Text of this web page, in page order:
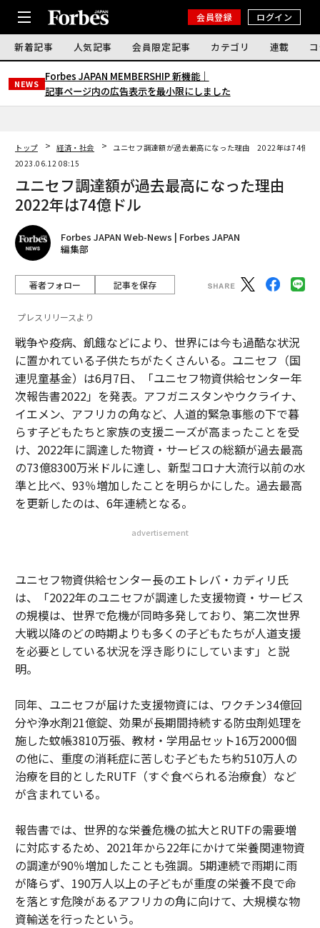
会員登録 ログイン
新着記事 人気記事 会員限定記事 カテゴリ 連載
NEWS
Forbes JAPAN MEMBERSHIP 新機能｜
記事ページ内の広告表示を最小限にしました
トップ 経済・社会
ユニセフ調達額が過去最高になった理由 2022年は74億ド
2023.06.12 08:15
ユニセフ調達額が過去最高になった理由
2022年は74億ドル
Forbes JAPAN Web-News | Forbes JAPAN
編集部
著者フォロー 記事を保存
プレスリリースより
戦争や疫病、飢餓などにより、世界には今も過酷な状況
に置かれている子供たちがたくさんいる。ユニセフ（国
連児童基金）は6月7日、「ユニセフ物資供給センター年
次報告書2022」を発表。アフガニスタンやウクライナ、
イエメン、アフリカの角など、人道的緊急事態の下で暮
らす子どもたちと家族の支援ニーズが高まったことを受
け、2022年に調達した物資・サービスの総額が過去最高
の73億8300万米ドルに達し、新型コロナ大流行以前の水
準と比べ、93％増加したことを明らかにした。過去最高
を更新したのは、6年連続となる。
advertisement
ユニセフ物資供給センター長のエトレバ・カディリ氏
は、「2022年のユニセフが調達した支援物資・サービス
の規模は、世界で危機が同時多発しており、第二次世界
大戦以降のどの時期よりも多くの子どもたちが人道支援
を必要としている状況を浮き彫りにしています」と説
明。
同年、ユニセフが届けた支援物資には、ワクチン34億回
分や浄水剤21億錠、効果が長期間持続する防虫剤処理を
施した蚊帳3810万張、教材・学用品セット16万2000個
の他に、重度の消耗症に苦しむ子どもたち約510万人の
治療を目的としたRUTF（すぐ食べられる治療食）など
が含まれている。
報告書では、世界的な栄養危機の拡大とRUTFの需要増
に対応するため、2021年から22年にかけて栄養関連物資
の調達が90％増加したことも強調。5期連続で雨期に雨
が降らず、190万人以上の子どもが重度の栄養不良で命
を落とす危険があるアフリカの角に向けて、大規模な物
資輸送を行ったという。